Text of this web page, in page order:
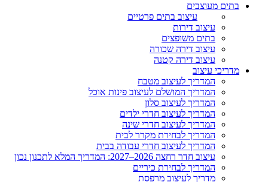
בתים מעוצבים
עיצוב בתים פרטיים
עיצוב דירות
בתים משופצים
עיצוב דירה שכורה
עיצוב דירה קטנה
מדריכי עיצוב
המדריך לעיצוב מטבח
המדריך המושלם לעיצוב פינות אוכל
המדריך לעיצוב סלון
המדריך לעיצוב חדרי ילדים
המדריך לעיצוב חדרי שינה
המדריך לבחירת מקרר לבית
המדריך לעיצוב חדרי עבודה בבית
עיצוב חדר רחצה 2026–2027: המדריך המלא לתכנון נכון
המדריך לבחירת כיריים
מדריך לעיצוב מרפסת